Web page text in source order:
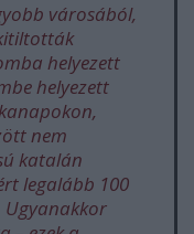
városából,
helyezett
helyezett
nem
katalán
legalább 100
Ugyanakkor